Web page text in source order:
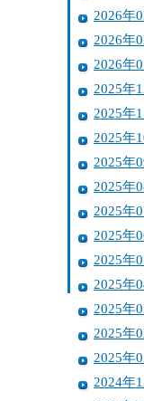
2026年
2026年
2026年
2025年
2025年
2025年
2025年
2025年
2025年
2025年
2025年
2025年
2025年
2025年
2025年
2024年